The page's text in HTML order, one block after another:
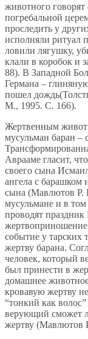
животного
погребальной
проследить у
исполняли ритуал
ловили лягушку,
клали в коробок и
88). В Западной
Германа –
пошел
М., 1995. С. 166).
Жертвенным
мусульман баран –
Аврааме гласит,
своего сына
ангела с барашком
сына (Мавлютов Р.
мусульмане и в
проводят
жертвоприношение
событие у тарских
жертву барана.
человек, который
был принести в
домашнее
кровавую жертву
“тонкий как
верующий сможет
жертву (Мавлютов